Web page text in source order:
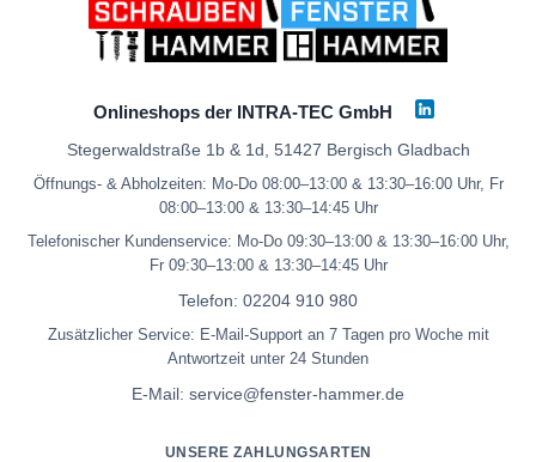
Onlineshops der INTRA-TEC GmbH
Stegerwaldstraße 1b & 1d, 51427 Bergisch Gladbach
Öffnungs- & Abholzeiten: Mo-Do 08:00–13:00 & 13:30–16:00 Uhr, Fr
08:00–13:00 & 13:30–14:45 Uhr
Telefonischer Kundenservice: Mo-Do 09:30–13:00 & 13:30–16:00 Uhr,
Fr 09:30–13:00 & 13:30–14:45 Uhr
Telefon: 02204 910 980
Zusätzlicher Service: E-Mail-Support an 7 Tagen pro Woche mit
Antwortzeit unter 24 Stunden
E-Mail: service@fenster-hammer.de
UNSERE ZAHLUNGSARTEN